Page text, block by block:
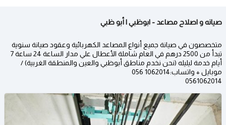
صيانه و اصلاح مصاعد - ابوظبي | أبو ظبي
متخصصون في صيانة جميع أنواع المصاعد الكهربائية وعقود صيانة سنوية
تبدأ من 2500 درهم في العام شاملة الأعطال علي مدار الساعة 24 ساعة 7
أيام خدمة ليليله (نحن نخدم مناطق أبوظبي والعين والمنطقة الغربية)​ /
موبايل + واتساب:1062014 056
0561062014